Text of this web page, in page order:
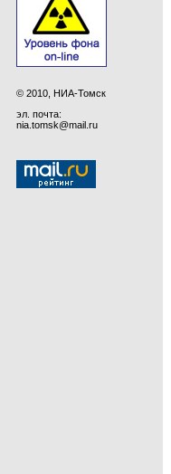
© 2010, НИА-Томск
эл. почта:
nia.tomsk@mail.ru